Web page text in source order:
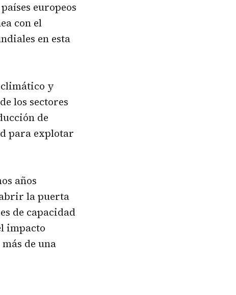
europeos
con el
en esta
y
los sectores
de
para explotar
años
la puerta
de capacidad
impacto
de una